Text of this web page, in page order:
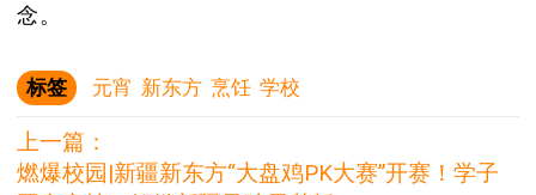
念。
标签 元宵 新东方 烹饪 学校
上一篇：
燃爆校园|新疆新东方“大盘鸡PK大赛”开赛！学子